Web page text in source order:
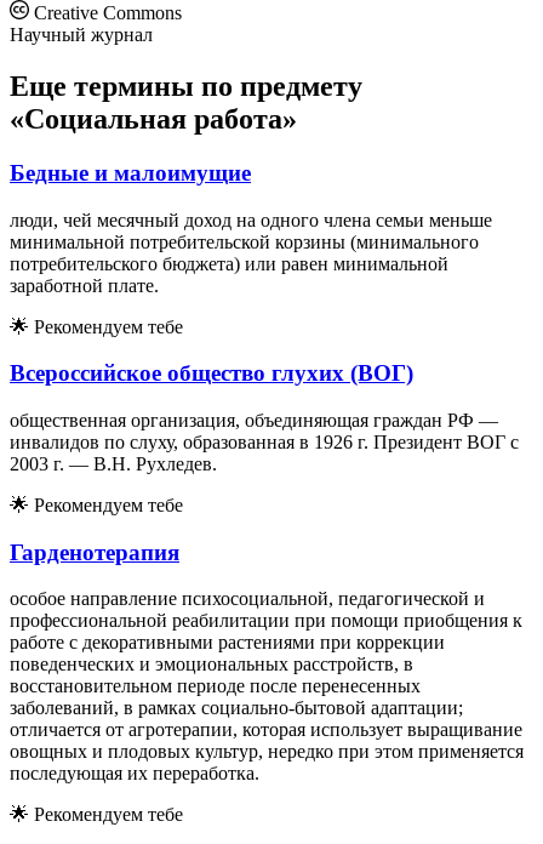
Creative Commons
Научный журнал
Еще термины по предмету
«Социальная работа»
Бедные и малоимущие
люди, чей месячный доход на одного члена семьи меньше
минимальной потребительской корзины (минимального
потребительского бюджета) или равен минимальной
заработной плате.
🌟 Рекомендуем тебе
Всероссийское общество глухих (ВОГ)
общественная организация, объединяющая граждан РФ —
инвалидов по слуху, образованная в 1926 г. Президент ВОГ с
2003 г. — В.Н. Рухледев.
🌟 Рекомендуем тебе
Гарденотерапия
особое направление психосоциальной, педагогической и
профессиональной реабилитации при помощи приобщения к
работе с декоративными растениями при коррекции
поведенческих и эмоциональных расстройств, в
восстановительном периоде после перенесенных
заболеваний, в рамках социально-бытовой адаптации;
отличается от агротерапии, которая использует выращивание
овощных и плодовых культур, нередко при этом применяется
последующая их переработка.
🌟 Рекомендуем тебе